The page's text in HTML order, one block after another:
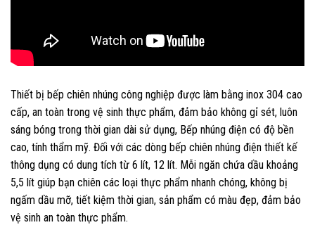
Thiết bị bếp chiên nhúng công nghiệp được làm bằng inox 304 cao
cấp, an toàn trong vệ sinh thực phẩm, đảm bảo không gỉ sét, luôn
sáng bóng trong thời gian dài sử dụng, Bếp nhúng điện có độ bền
cao, tính thẩm mỹ. Đối với các dòng bếp chiên nhúng điện thiết kế
thông dụng có dung tích từ 6 lít, 12 lít. Mỗi ngăn chứa dầu khoảng
5,5 lít giúp bạn chiên các loại thực phẩm nhanh chóng, không bị
ngấm dầu mỡ, tiết kiệm thời gian, sản phẩm có màu đẹp, đảm bảo
vệ sinh an toàn thực phẩm.